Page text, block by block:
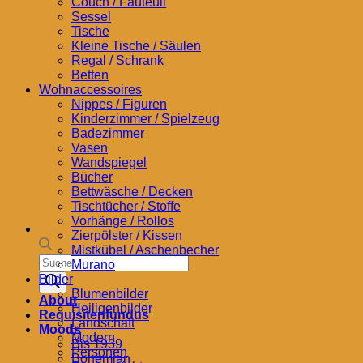
Products
search
About
Requisitenfundus
Moods
Bis 1939
Bohemian
Sessel
Tische
Kleine Tische / Säulen
Regal / Schrank
Betten
Wohnaccessoires
Nippes / Figuren
Kinderzimmer / Spielzeug
Badezimmer
Vasen
Wandspiegel
Bücher
Bettwäsche / Decken
Tischtücher / Stoffe
Vorhänge / Rollos
Zierpölster / Kissen
Mistkübel / Aschenbecher
Murano
Bilder
Blumenbilder
Heiligenbilder
Landschaft
Modern
Personen